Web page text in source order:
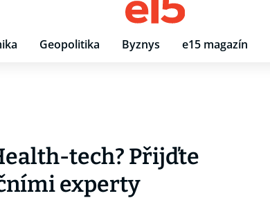
Geopolitika Byznys e15 magazín
tech? Přijďte
experty